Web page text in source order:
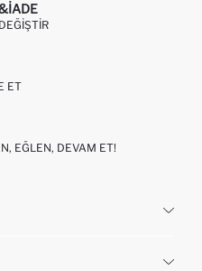
ET
EĞLEN, DEVAM ET!